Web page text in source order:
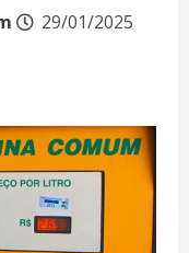
29/01/2025